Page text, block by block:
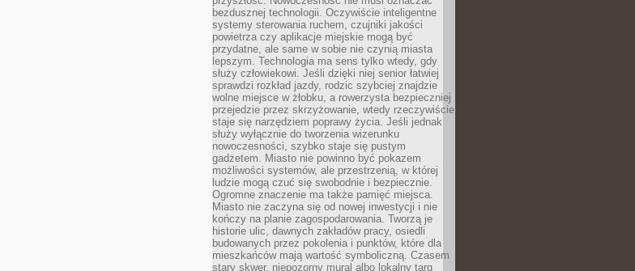
bezdusznej technologii. Oczywiście inteligentne
systemy sterowania ruchem, czujniki jakości
powietrza czy aplikacje miejskie mogą być
przydatne, ale same w sobie nie czynią miasta
lepszym. Technologia ma sens tylko wtedy, gdy
służy człowiekowi. Jeśli dzięki niej senior łatwiej
sprawdzi rozkład jazdy, rodzic szybciej znajdzie
wolne miejsce w żłobku, a rowerzysta bezpieczniej
przejedzie przez skrzyżowanie, wtedy rzeczywiście
staje się narzędziem poprawy życia. Jeśli jednak
służy wyłącznie do tworzenia wizerunku
nowoczesności, szybko staje się pustym
gadżetem. Miasto nie powinno być pokazem
możliwości systemów, ale przestrzenią, w której
ludzie mogą czuć się swobodnie i bezpiecznie.
Ogromne znaczenie ma także pamięć miejsca.
Miasto nie zaczyna się od nowej inwestycji i nie
kończy na planie zagospodarowania. Tworzą je
historie ulic, dawnych zakładów pracy, osiedli
budowanych przez pokolenia i punktów, które dla
mieszkańców mają wartość symboliczną. Czasem
stary skwer, niepozorny mural albo lokalny targ